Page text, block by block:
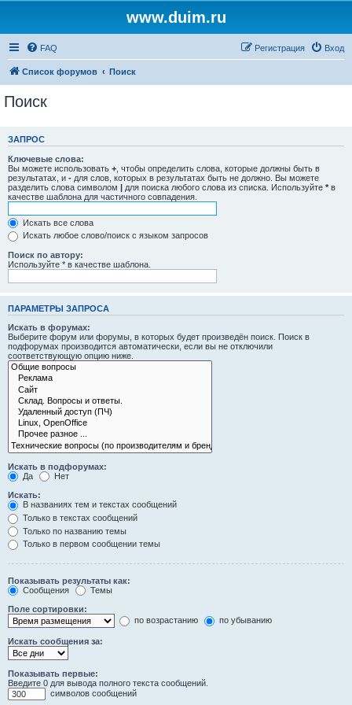
www.duim.ru
FAQ Вход
Регистрация
Список форумов Поиск
Поиск
ЗАПРОС
Ключевые слова:
Вы можете использовать + , чтобы определить слова, которые должны быть в
результатах, и - для слов, которых в результатах быть не должно. Вы можете
разделить слова символом | для поиска любого слова из списка. Используйте * в
качестве шаблона для частичного совпадения.
Искать все слова
Искать любое слово/поиск с языком запросов
Поиск по автору:
Используйте * в качестве шаблона.
ПАРАМЕТРЫ ЗАПРОСА
Искать в форумах:
Выберите форум или форумы, в которых будет произведён поиск. Поиск в
подфорумах производится автоматически, если вы не отключили
соответствующую опцию ниже.
Искать в подфорумах:
Да
Нет
Искать:
В названиях тем и текстах сообщений
Только в текстах сообщений
Только по названию темы
Только в первом сообщении темы
Показывать результаты как:
Сообщения
Темы
Поле сортировки:
по возрастанию
по убыванию
Искать сообщения за:
Показывать первые:
Введите 0 для вывода полного текста сообщений.
символов сообщений